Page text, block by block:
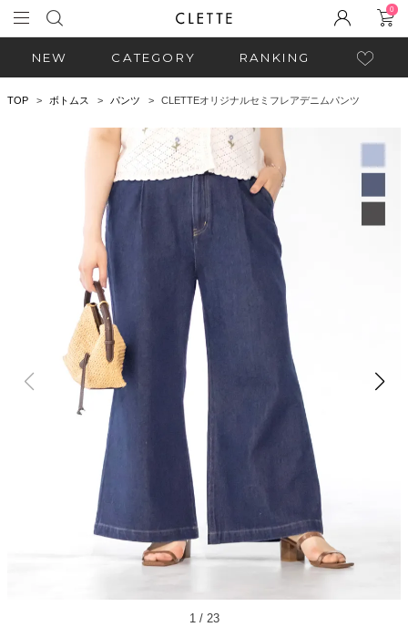
0
NEW CATEGORY RANKING
TOP ボトムス パンツ CLETTEオリジナルセミフレアデニムパンツ
1/ 23